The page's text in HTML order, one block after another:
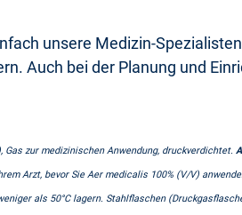
unsere Medizin-
Auch bei der Planung und
Gas zur medizinischen Anwendung, druckverdichtet.
Arzt, bevor Sie Aer medicalis 100% (V/V)
als 50°C lagern. Stahlflaschen